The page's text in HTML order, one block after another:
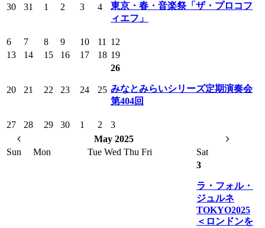
30 31 1 2 3 4
東京・春・音楽祭「ザ・プロコフ
ィエフ」
6 7 8 9 10 11
12
13
14 15 16 17 18 19
20 21 22 23 24 25
26
みなとみらいシリーズ定期演奏会
第404回
27 28 29 30 1 2
3
May 2025
Sun
Mon Tue Wed Thu Fri Sat
3
ラ・フォル・
ジュルネ
TOKYO2025
＜ロンドンを